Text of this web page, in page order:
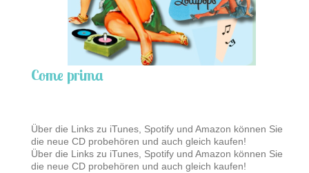
Come prima
Über die Links zu iTunes, Spotify und Amazon können Sie
die neue CD probehören und auch gleich kaufen!
Über die Links zu iTunes, Spotify und Amazon können Sie
die neue CD probehören und auch gleich kaufen!